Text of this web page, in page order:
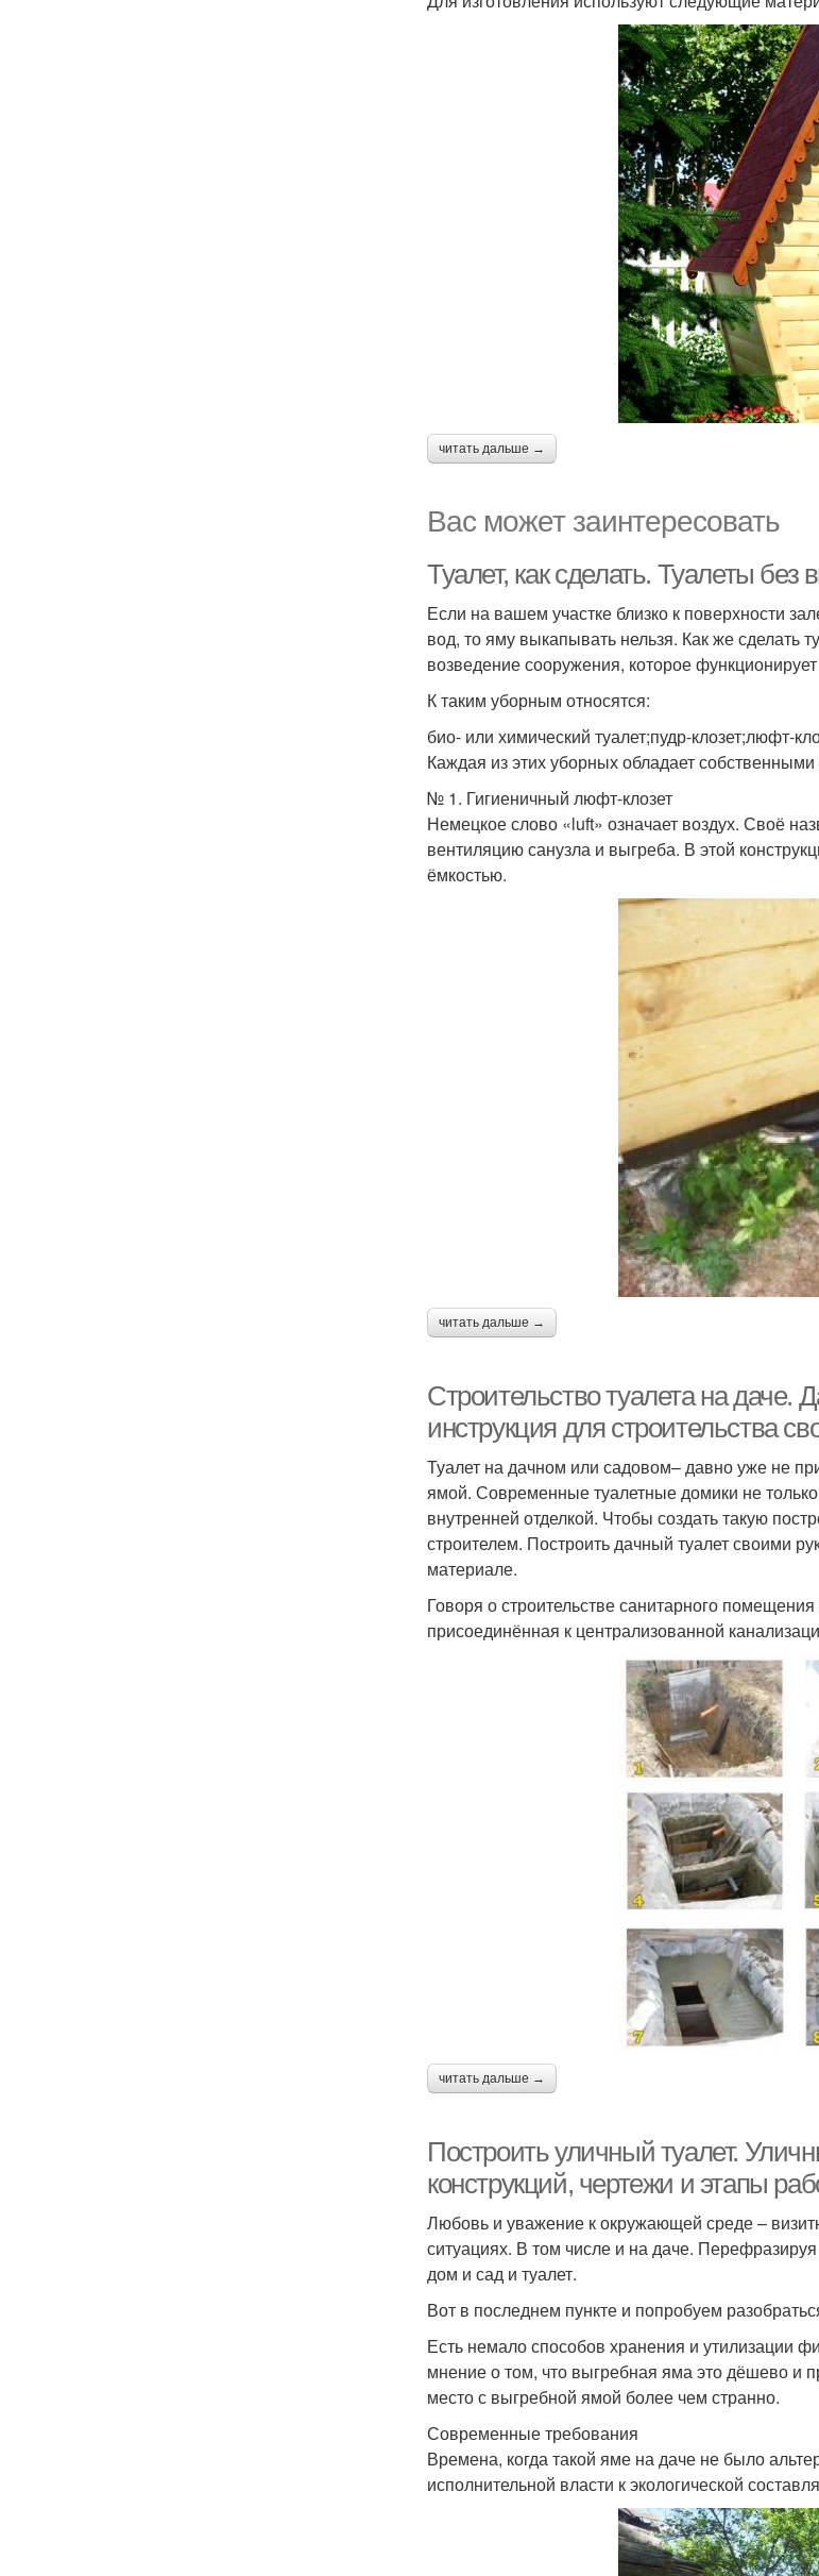
читать дальше →
Вас может заинтересовать
Туалет, как сделать. Туалеты
Если на вашем участке близко к поверхности
вод, то яму выкапывать нельзя. Как же сделать
возведение сооружения, которое
К таким уборным относятся:
био- или химический туалет;пудр-клозет;люфт-
Каждая из этих уборных обладает
№ 1. Гигиеничный люфт-клозет
Немецкое слово «luft» означает воздух. Своё
вентиляцию санузла и выгреба. В этой
ёмкостью.
читать дальше →
Строительство туалета на даче.
инструкция для строительства
Туалет на дачном или садовом– давно уже не
ямой. Современные туалетные домики не
внутренней отделкой. Чтобы создать такую
строителем. Построить дачный туалет своими
материале.
Говоря о строительстве санитарного
присоединённая к централизованной
читать дальше →
Построить уличный туалет.
конструкций, чертежи и этапы
Любовь и уважение к окружающей среде –
ситуациях. В том числе и на даче.
дом и сад и туалет.
Вот в последнем пункте и попробуем
Есть немало способов хранения и утилизации
мнение о том, что выгребная яма это дёшево и
место с выгребной ямой более чем странно.
Современные требования
Времена, когда такой яме на даче не было
исполнительной власти к экологической